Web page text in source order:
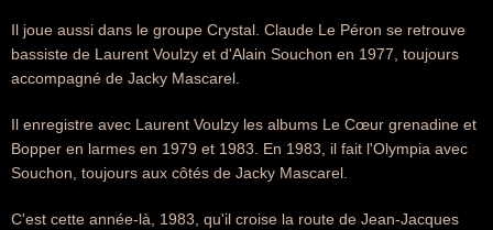
Il joue aussi dans le groupe Crystal. Claude Le Péron se retrouve
bassiste de Laurent Voulzy et d'Alain Souchon en 1977, toujours
accompagné de Jacky Mascarel.
Il enregistre avec Laurent Voulzy les albums Le Cœur grenadine et
Bopper en larmes en 1979 et 1983. En 1983, il fait l'Olympia avec
Souchon, toujours aux côtés de Jacky Mascarel.
C'est cette année-là, 1983, qu'il croise la route de Jean-Jacques